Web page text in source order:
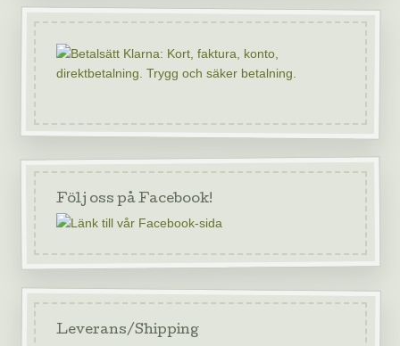
Följ oss på Facebook!
Leverans/Shipping